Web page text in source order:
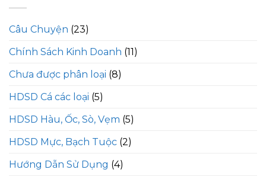
Câu Chuyện (23)
Chính Sách Kinh Doanh (11)
Chưa được phân loại (8)
HDSD Cá các loại (5)
HDSD Hàu, Ốc, Sò, Vẹm (5)
HDSD Mực, Bạch Tuộc (2)
Hướng Dẫn Sử Dụng (4)